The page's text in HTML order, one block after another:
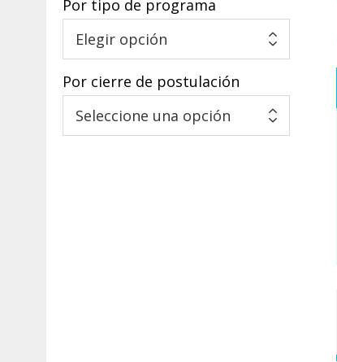
Por tipo de programa
Por cierre de postulación